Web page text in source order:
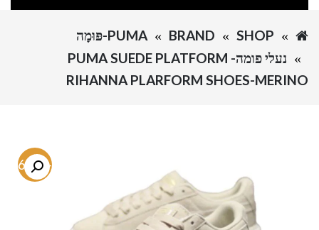
SHOP
BRAND
PUMA-פּוּמָה
נעלי פומה- PUMA SUEDE PLATFORM
RIHANNA PLARFORM SHOES-MERINO
-46.8%